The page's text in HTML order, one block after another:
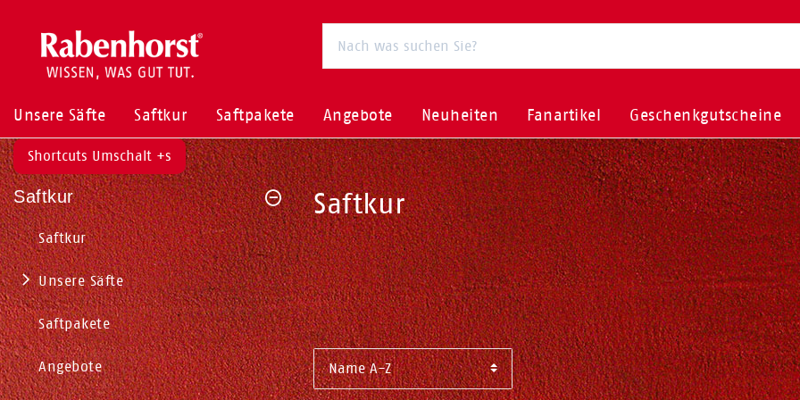
Unsere Säfte Saftkur Saftpakete Angebote Neuheiten Fanartikel Geschenkgutscheine
Shortcuts Umschalt +s
Saftkur
Saftkur
Unsere Säfte
Saftpakete
Angebote
Saftkur